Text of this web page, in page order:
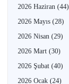
2026 Haziran (44)
2026 Mayıs (28)
2026 Nisan (29)
2026 Mart (30)
2026 Şubat (40)
2026 Ocak (24)